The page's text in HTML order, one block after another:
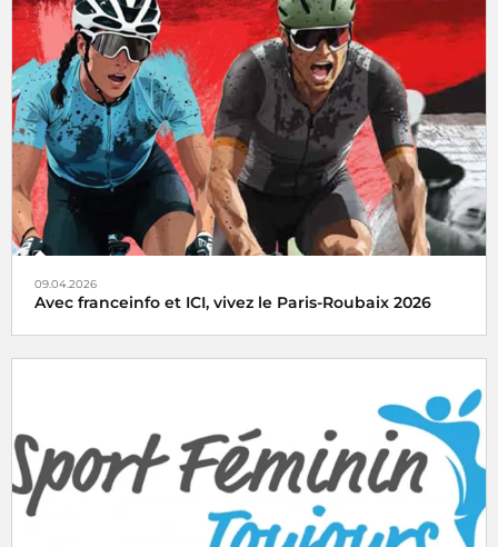
Radio France mobilise ses antennes à l’occasion de la
Coupe du Monde de Football 2026, qui se tiendra du 11 juin
2026 au 19 juillet aux États-Unis, au Canada et au Mexique.
09.04.2026
Avec franceinfo et ICI, vivez le Paris-Roubaix 2026
Avec franceinfo et ici, vivez le Paris-Roubaix femmes et
hommes en direct le dimanche 12 avril 2026